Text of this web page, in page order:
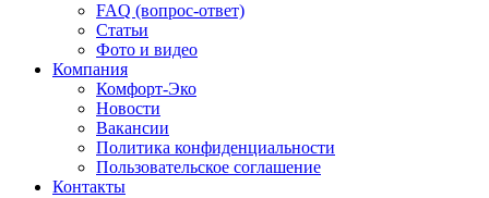
FAQ (вопрос-ответ)
Статьи
Фото и видео
Компания
Комфорт-Эко
Новости
Вакансии
Политика конфиденциальности
Пользовательское соглашение
Контакты